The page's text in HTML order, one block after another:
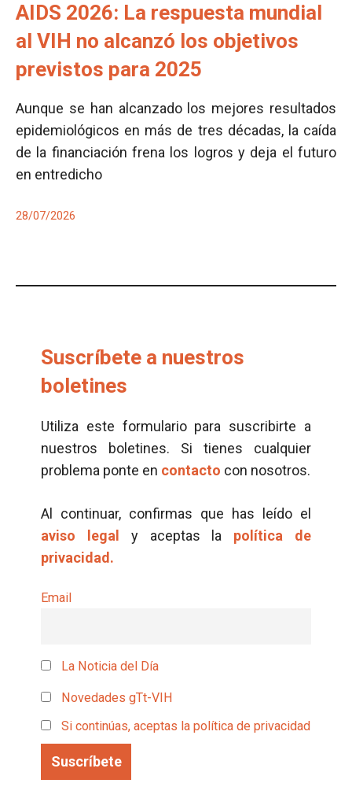
AIDS 2026: La respuesta mundial
al VIH no alcanzó los objetivos
previstos para 2025
Aunque se han alcanzado los mejores resultados
epidemiológicos en más de tres décadas, la caída
de la financiación frena los logros y deja el futuro
en entredicho
28/07/2026
Suscríbete a nuestros
boletines
Utiliza este formulario para suscribirte a
nuestros boletines. Si tienes cualquier
problema ponte en contacto con nosotros.
Al continuar, confirmas que has leído el
aviso legal
y aceptas la política de
privacidad.
Email
La Noticia del Día
Novedades gTt-VIH
Si continúas, aceptas la política de privacidad